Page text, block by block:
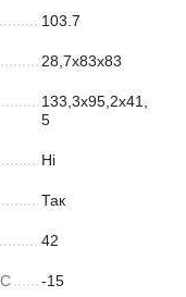
103.7
28,7х83х83
133,3x95,2x41,
5
Ні
Так
42
-15